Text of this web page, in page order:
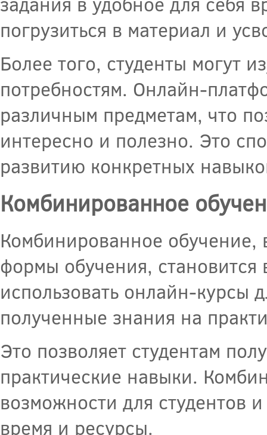
погрузиться в материал и
Более того, студенты могут
потребностям. Онлайн-
различным предметам, что
интересно и полезно. Это
развитию конкретных
Комбинированное
Комбинированное
формы обучения, становится
использовать онлайн-курсы
полученные знания на
Это позволяет студентам
практические навыки.
возможности для студентов
время и ресурсы.